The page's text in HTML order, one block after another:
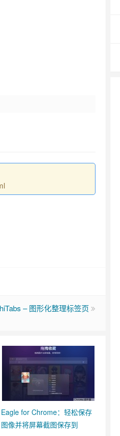
– 图形化整理标签页
Eagle for Chrome：轻松保存
图像并将屏幕截图保存到